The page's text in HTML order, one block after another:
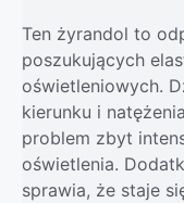
Ten żyrandol to
poszukujących
oświetleniowych.
kierunku i
problem zbyt
oświetlenia.
sprawia, że staje